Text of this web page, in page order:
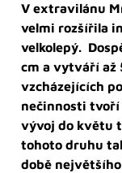
V extravilánu
velmi rozšířila
velkolepý.
cm a vytváří až
vzcházejících
nečinnosti
vývoj do květu
tohoto druhu
době